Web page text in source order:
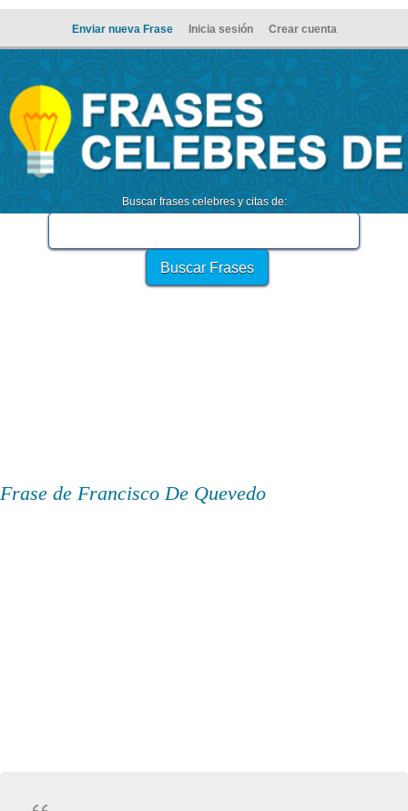
Enviar nueva Frase Inicia sesión Crear cuenta
Buscar frases celebres y citas de:
Frase de Francisco De Quevedo